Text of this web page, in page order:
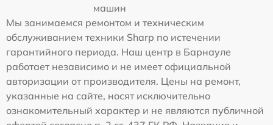
машин
Мы занимаемся ремонтом и техническим
обслуживанием техники Sharp по истечении
гарантийного периода. Наш центр в Барнауле
работает независимо и не имеет официальной
авторизации от производителя. Цены на ремонт,
указанные на сайте, носят исключительно
ознакомительный характер и не являются публичной